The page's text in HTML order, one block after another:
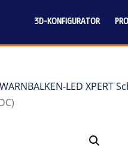
3D-KONFIGURATOR
WARNBALKEN-LED XPERT